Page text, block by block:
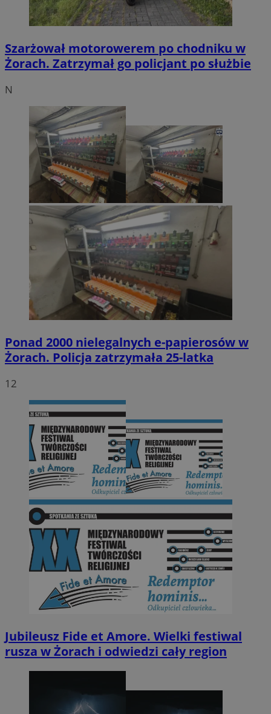
Szarżował motorowerem po chodniku w
Żorach. Zatrzymał go policjant po służbie
N
Ponad 2000 nielegalnych e-papierosów w
Żorach. Policja zatrzymała 25-latka
12
Jubileusz Fide et Amore. Wielki festiwal
rusza w Żorach i odwiedzi cały region